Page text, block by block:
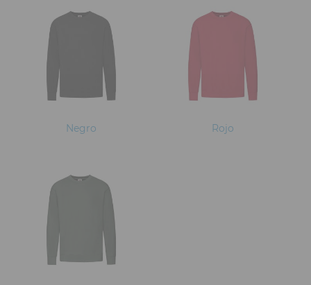
Negro Rojo